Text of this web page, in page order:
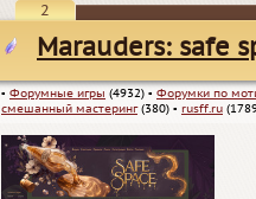
2
Marauders: safe
▪ Форумные игры (4932) ▪ Форумки по
смешанный мастеринг(380) ▪ rusff.ru